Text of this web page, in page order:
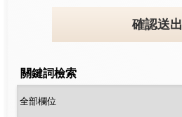
確認送出
關鍵詞檢索